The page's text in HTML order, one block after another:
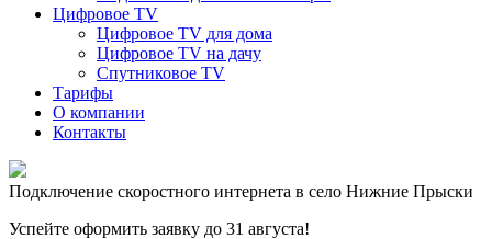
Цифровое TV
Цифровое TV для дома
Цифровое TV на дачу
Спутниковое TV
Тарифы
О компании
Контакты
Подключение скоростного интернета в село Нижние Прыски
Успейте оформить заявку до 31 августа!